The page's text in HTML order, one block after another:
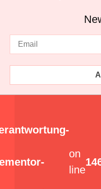
on
line